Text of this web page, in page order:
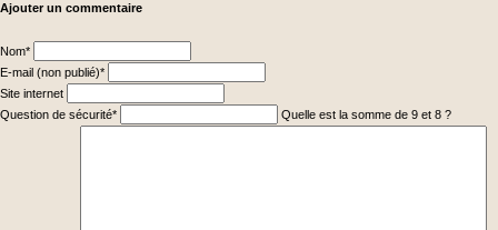
Ajouter un commentaire
Champ
obligatoire
Nom*
Champ
obligatoire
E-mail (non publié)*
Site internet
Champ
obligatoire
Question de sécurité*
Quelle est la somme de 9 et 8 ?